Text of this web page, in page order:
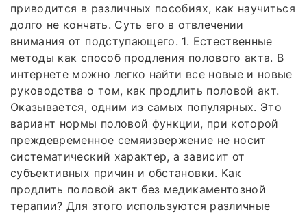
приводится в различных пособиях, как научиться
долго не кончать. Суть его в отвлечении
внимания от подступающего. 1. Естественные
методы как способ продления полового акта. В
интернете можно легко найти все новые и новые
руководства о том, как продлить половой акт.
Оказывается, одним из самых популярных. Это
вариант нормы половой функции, при которой
преждевременное семяизвержение не носит
систематический характер, а зависит от
субъективных причин и обстановки. Как
продлить половой акт без медикаментозной
терапии? Для этого используются различные